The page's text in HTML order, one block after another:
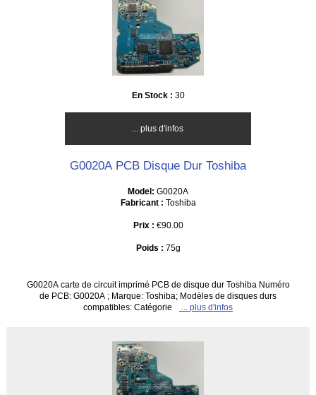
En Stock : 30
... plus d'infos
G0020A PCB Disque Dur Toshiba
Model: G0020A
Fabricant : Toshiba
Prix : €90.00
Poids : 75g
G0020A carte de circuit imprimé PCB de disque dur Toshiba Numéro
de PCB: G0020A ; Marque: Toshiba; Modèles de disques durs
compatibles: Catégorie
... plus d'infos